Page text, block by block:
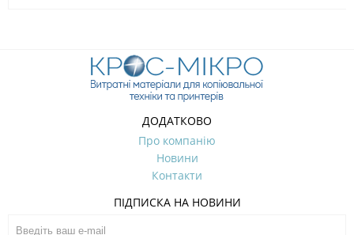
ДОДАТКОВО
Про компанію
Новини
Контакти
ПІДПИСКА НА НОВИНИ